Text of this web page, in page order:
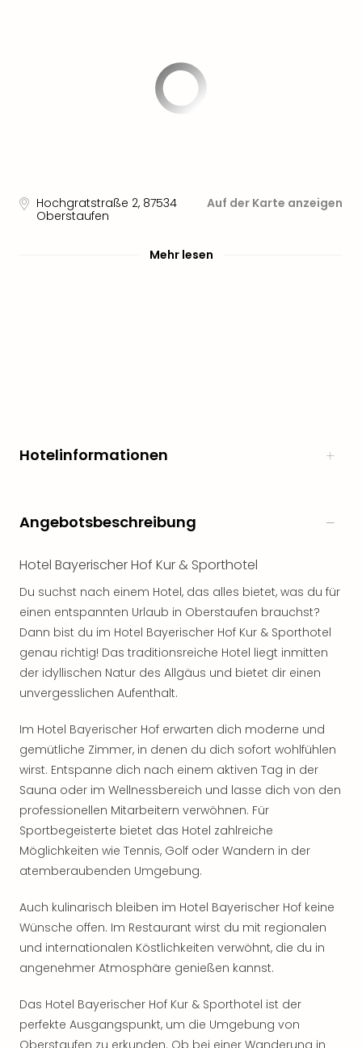
Hochgratstraße 2, 87534
Oberstaufen
Auf der Karte anzeigen
Mehr lesen
Hotelinformationen
Angebotsbeschreibung
Hotel Bayerischer Hof Kur & Sporthotel
Du suchst nach einem Hotel, das alles bietet, was du für
einen entspannten Urlaub in Oberstaufen brauchst?
Dann bist du im Hotel Bayerischer Hof Kur & Sporthotel
genau richtig! Das traditionsreiche Hotel liegt inmitten
der idyllischen Natur des Allgäus und bietet dir einen
unvergesslichen Aufenthalt.
Im Hotel Bayerischer Hof erwarten dich moderne und
gemütliche Zimmer, in denen du dich sofort wohlfühlen
wirst. Entspanne dich nach einem aktiven Tag in der
Sauna oder im Wellnessbereich und lasse dich von den
professionellen Mitarbeitern verwöhnen. Für
Sportbegeisterte bietet das Hotel zahlreiche
Möglichkeiten wie Tennis, Golf oder Wandern in der
atemberaubenden Umgebung.
Auch kulinarisch bleiben im Hotel Bayerischer Hof keine
Wünsche offen. Im Restaurant wirst du mit regionalen
und internationalen Köstlichkeiten verwöhnt, die du in
angenehmer Atmosphäre genießen kannst.
Das Hotel Bayerischer Hof Kur & Sporthotel ist der
perfekte Ausgangspunkt, um die Umgebung von
Oberstaufen zu erkunden. Ob bei einer Wanderung in